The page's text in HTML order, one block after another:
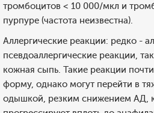
тромбоцитов < 10 000/мкл и
пурпуре (частота неизвестна).
Аллергические реакции: редко -
псевдоаллергические реакции,
кожная сыпь. Такие реакции
форму, однако могут перейти в
одышкой, резким снижением АД,